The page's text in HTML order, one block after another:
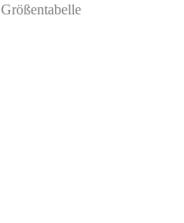
Größentabelle